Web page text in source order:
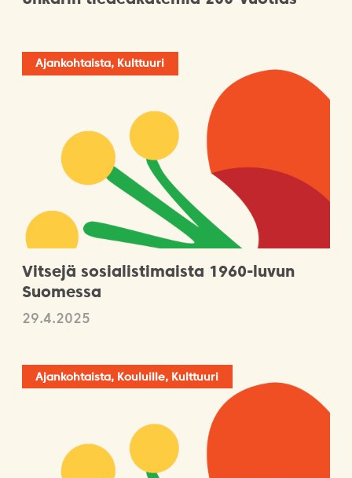
Ajankohtaista, Kulttuuri
Vitsejä sosialistimaista 1960-luvun
Suomessa
29.4.2025
Ajankohtaista, Kouluille, Kulttuuri